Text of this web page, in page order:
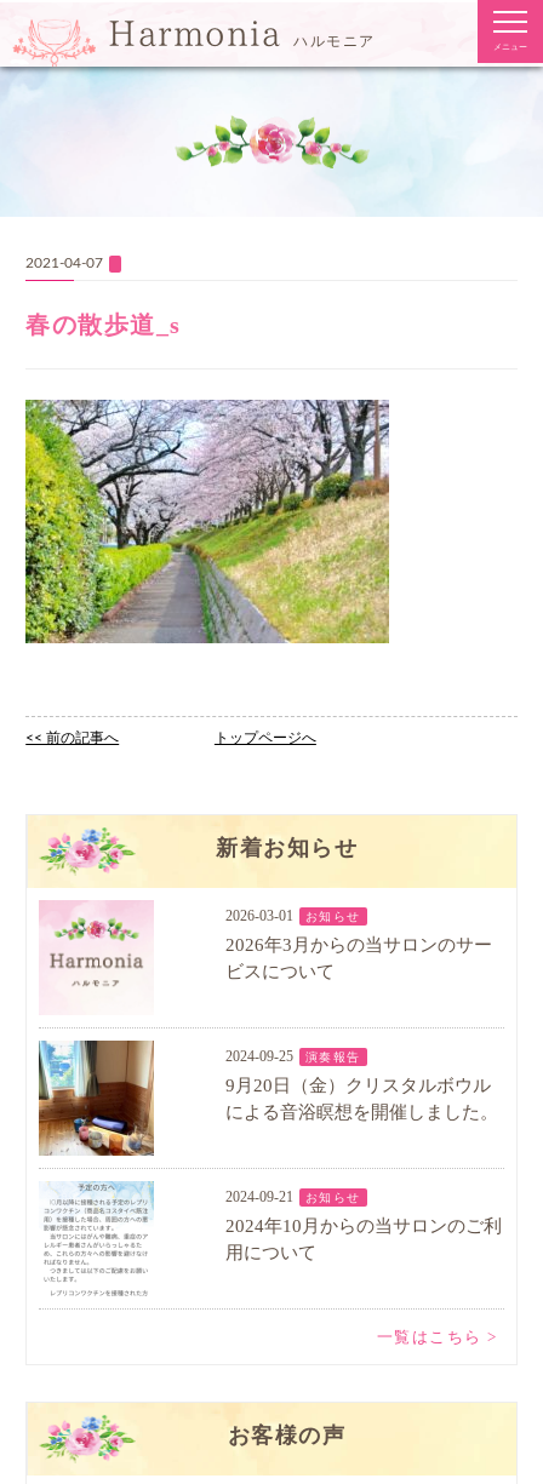
Harmonia ハルモニア メニュー
2021-04-07
春の散歩道_s
<< 前の記事へ トップページへ
新着お知らせ
2026-03-01 お知らせ
2026年3月からの当サロンのサー
ビスについて
2024-09-25 演奏報告
9月20日（金）クリスタルボウル
による音浴瞑想を開催しました。
2024-09-21 お知らせ
2024年10月からの当サロンのご利
用について
一覧はこちら >
お客様の声